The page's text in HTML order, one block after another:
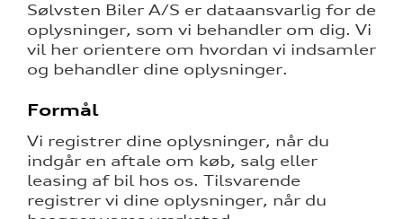
Sølvsten Biler A/S er dataansvarlig for de
oplysninger, som vi behandler om dig. Vi
vil her orientere om hvordan vi indsamler
og behandler dine oplysninger.
Formål
Vi registrer dine oplysninger, når du
indgår en aftale om køb, salg eller
leasing af bil hos os. Tilsvarende
registrer vi dine oplysninger, når du